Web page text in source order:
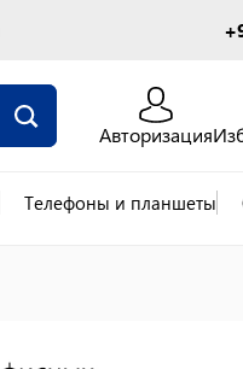
Авторизация
Телефоны и планшеты